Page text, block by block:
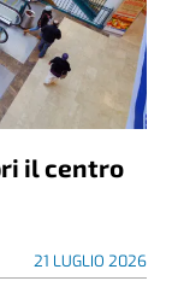
il centro
21 LUGLIO 2026